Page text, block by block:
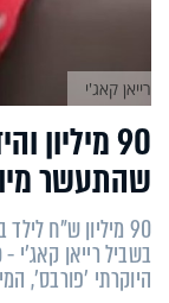
90
שהתעשר
90 מיליון ש"ח
בשביל רייאן קאג'י -
היוקרתי 'פורבס',
רייאן קאג'י